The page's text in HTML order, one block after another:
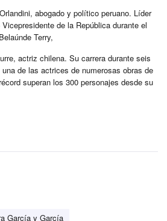
abogado y político peruano. Líder
de la República durante el
Terry,
actriz chilena. Su carrera durante seis
de las actrices de numerosas obras de
superan los 300 personajes desde su
García y García